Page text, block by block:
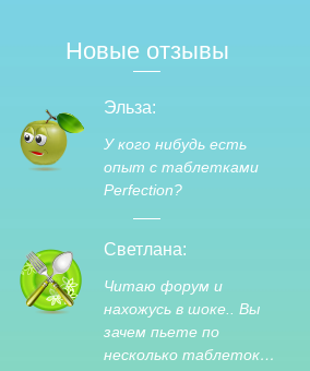
Новые отзывы
Эльза:
У кого нибудь есть
опыт с таблетками
Perfection?
Светлана:
Читаю форум и
нахожусь в шоке.. Вы
зачем пьете по
несколько таблеток…